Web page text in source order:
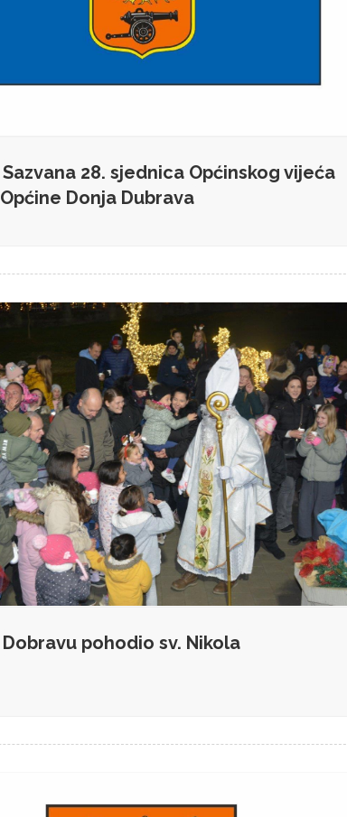
Sazvana 28. sjednica Općinskog vijeća
Općine Donja Dubrava
Dobravu pohodio sv. Nikola